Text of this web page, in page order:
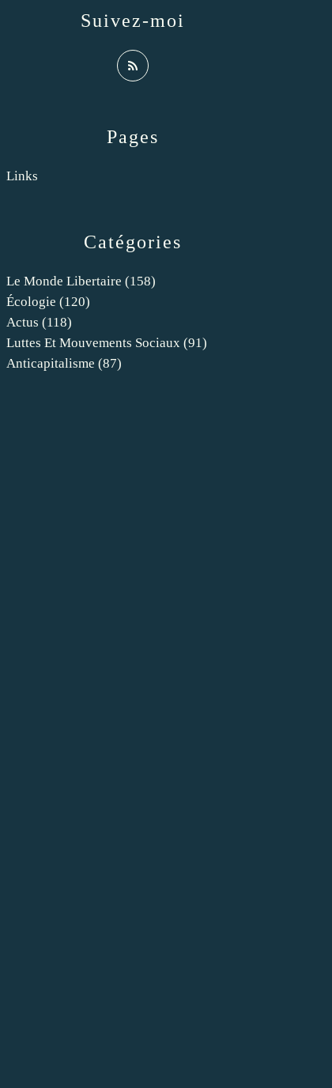
Catégories
Le Monde Libertaire (158)
Écologie (120)
Actus (118)
Luttes Et Mouvements Sociaux (91)
Anticapitalisme (87)
Pages
Links
Suivez-moi